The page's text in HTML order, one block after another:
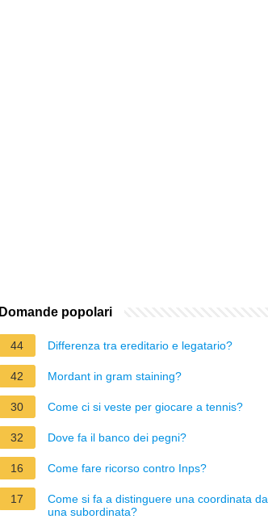
Domande popolari
44 Differenza tra ereditario e legatario?
42 Mordant in gram staining?
30 Come ci si veste per giocare a tennis?
32 Dove fa il banco dei pegni?
16 Come fare ricorso contro Inps?
17
Come si fa a distinguere una coordinata da
una subordinata?